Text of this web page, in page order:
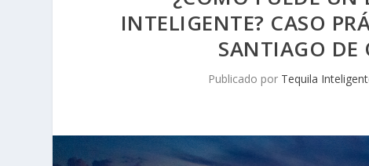
INTELIGENTE? CASO
SANTIAGO DE
Publicado por Tequila